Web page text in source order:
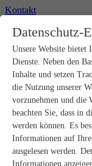
Kontakt
Produkte
Rohbau
Datenschutz-
Unsere Website bietet
Dienste. Neben den
Inhalte und setzen
die Nutzung unserer
vorzunehmen und die
beachten Sie, dass in
werden können. Es
Informationen auf
ausgelesen werden.
Informationen